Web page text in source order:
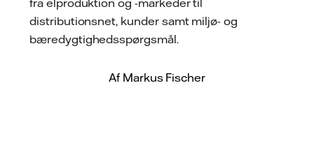
distributionsnet, kunder samt miljø- og
bæredygtighedsspørgsmål.
Af Markus Fischer